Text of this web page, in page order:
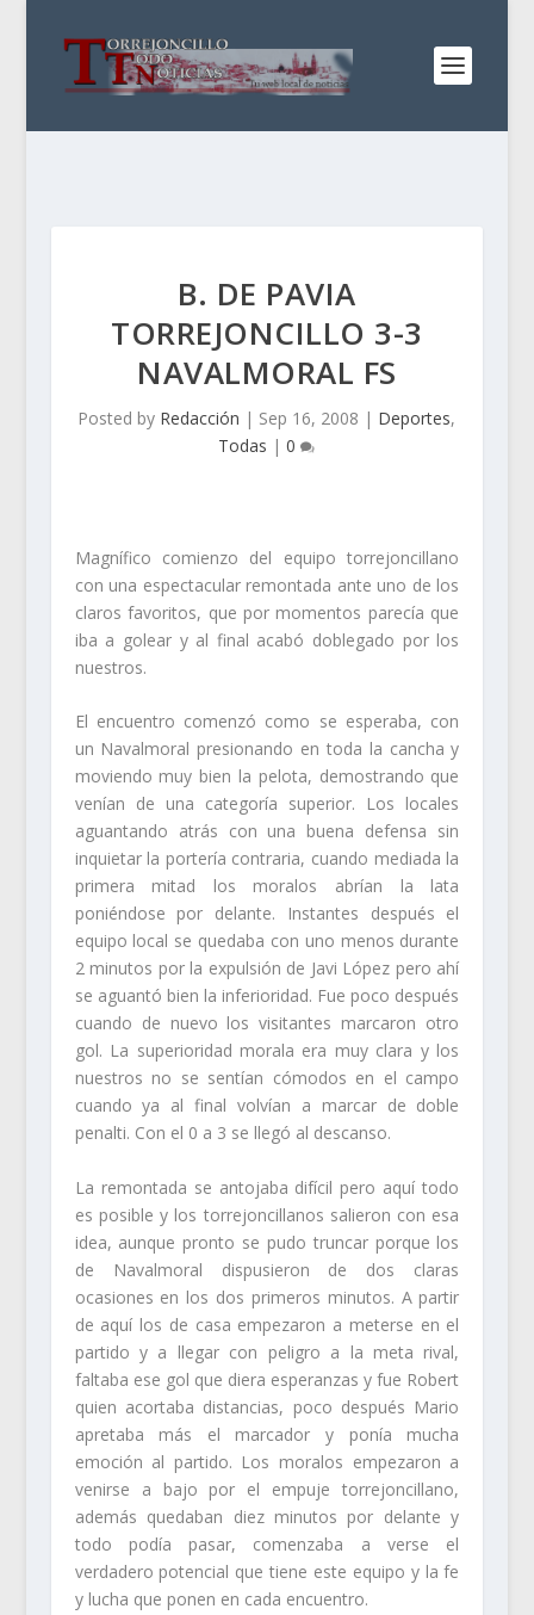
B. DE PAVIA
TORREJONCILLO 3-3
NAVALMORAL FS
Posted by Redacción | Sep 16, 2008 | Deportes,
Todas |0
Magnífico comienzo del equipo torrejoncillano
con una espectacular remontada ante uno de los
claros favoritos, que por momentos parecía que
iba a golear y al final acabó doblegado por los
nuestros.
El encuentro comenzó como se esperaba, con
un Navalmoral presionando en toda la cancha y
moviendo muy bien la pelota, demostrando que
venían de una categoría superior. Los locales
aguantando atrás con una buena defensa sin
inquietar la portería contraria, cuando mediada la
primera mitad los moralos abrían la lata
poniéndose por delante. Instantes después el
equipo local se quedaba con uno menos durante
2 minutos por la expulsión de Javi López pero ahí
se aguantó bien la inferioridad. Fue poco después
cuando de nuevo los visitantes marcaron otro
gol. La superioridad morala era muy clara y los
nuestros no se sentían cómodos en el campo
cuando ya al final volvían a marcar de doble
penalti. Con el 0 a 3 se llegó al descanso.
La remontada se antojaba difícil pero aquí todo
es posible y los torrejoncillanos salieron con esa
idea, aunque pronto se pudo truncar porque los
de Navalmoral dispusieron de dos claras
ocasiones en los dos primeros minutos. A partir
de aquí los de casa empezaron a meterse en el
partido y a llegar con peligro a la meta rival,
faltaba ese gol que diera esperanzas y fue Robert
quien acortaba distancias, poco después Mario
apretaba más el marcador y ponía mucha
emoción al partido. Los moralos empezaron a
venirse a bajo por el empuje torrejoncillano,
además quedaban diez minutos por delante y
todo podía pasar, comenzaba a verse el
verdadero potencial que tiene este equipo y la fe
y lucha que ponen en cada encuentro.